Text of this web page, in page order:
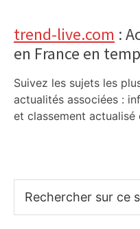
trend-live.com :
en France en
Suivez les sujets les
actualités associées :
et classement actualisé
sur